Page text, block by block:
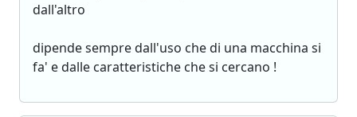
dall'altro
dipende sempre dall'uso che di una macchina si
fa' e dalle caratteristiche che si cercano !